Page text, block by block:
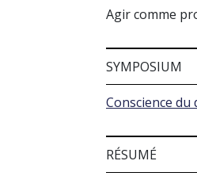
Agir comme
SYMPOSIUM
Conscience
RÉSUMÉ